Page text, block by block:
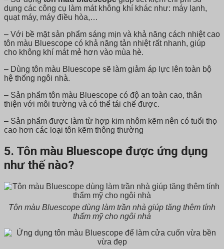
dụng các công cụ làm mát không khí khác như: máy lạnh,
quạt máy, máy điều hòa,…
– Với bề mặt sản phẩm sáng mịn và khả năng cách nhiệt cao
tôn màu Bluescope có khả năng tản nhiệt rất nhanh, giúp
cho không khí mát mẻ hơn vào mùa hè.
– Dùng tôn màu Bluescope sẽ làm giảm áp lực lên toàn bộ
hệ thống ngôi nhà.
– Sản phẩm tôn màu Bluescope có độ an toàn cao, thân
thiện với môi trường và có thể tái chế được.
– Sản phẩm được làm từ hợp kim nhôm kẽm nên có tuổi thọ
cao hơn các loại tôn kẽm thông thường
5. Tôn màu Bluescope được ứng dụng
như thế nào?
Tôn màu Bluescope dùng làm trần nhà giúp tăng thêm tính
thẩm mỹ cho ngôi nhà